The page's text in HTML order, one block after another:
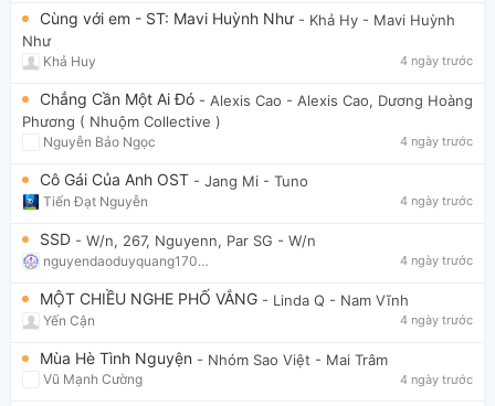
Tắt quảng cáo
Cùng với em - ST: Mavi Huỳnh Như - Khả Hy - Mavi Huỳnh
Như
Khả Huy 4 ngày trước
Chẳng Cần Một Ai Đó - Alexis Cao - Alexis Cao, Dương Hoàng
Phương ( Nhuộm Collective )
Nguyễn Bảo Ngọc 4 ngày trước
Cô Gái Của Anh OST - Jang Mi - Tuno
Tiến Đạt Nguyễn 4 ngày trước
SSD - W/n, 267, Nguyenn, Par SG - W/n
nguyendaoduyquang17021 4 ngày trước
MỘT CHIỀU NGHE PHỐ VẮNG - Linda Q - Nam Vĩnh
Yến Cận 4 ngày trước
Mùa Hè Tình Nguyện - Nhóm Sao Việt - Mai Trâm
Vũ Mạnh Cường 4 ngày trước